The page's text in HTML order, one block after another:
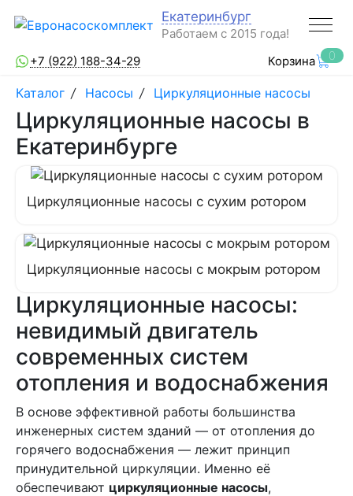
Екатеринбург
Работаем с 2015 года!
+7 (922) 188-34-29
Корзина 0
Каталог / Насосы / Циркуляционные насосы
Циркуляционные насосы в
Екатеринбурге
Циркуляционные насосы с сухим ротором
Циркуляционные насосы с мокрым ротором
Циркуляционные насосы:
невидимый двигатель
современных систем
отопления и водоснабжения
В основе эффективной работы большинства
инженерных систем зданий — от отопления до
горячего водоснабжения — лежит принцип
принудительной циркуляции. Именно её
обеспечивают циркуляционные насосы,